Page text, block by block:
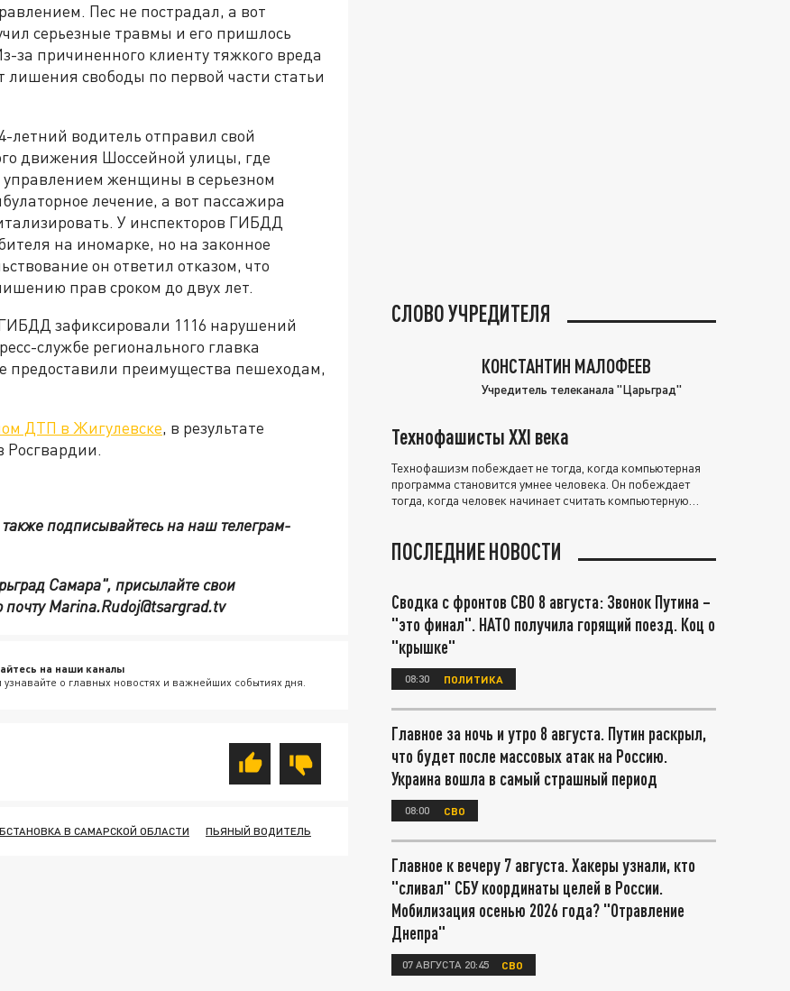
Пес не пострадал, а вот
серьезные травмы и его пришлось
за причиненного клиенту тяжкого вреда
лишения свободы по первой части статьи
летний водитель отправил свой
движения Шоссейной улицы, где
женщины в серьезном
лечение, а вот пассажира
У инспекторов ГИБДД
на иномарке, но на законное
он ответил отказом, что
прав сроком до двух лет.
зафиксировали 1116 нарушений
службе регионального главка
предоставили преимущества пешеходам,
ДТП в Жигулевске, в результате
Росгвардии.
подписывайтесь на наш телеграм-
Самара", присылайте свои
Marina.Rudoj@tsargrad.tv
на наши каналы
о главных новостях и важнейших событиях дня.
В САМАРСКОЙ ОБЛАСТИ ПЬЯНЫЙ ВОДИТЕЛЬ
СЛОВО УЧРЕДИТЕЛЯ
КОНСТАНТИН МАЛОФЕЕВ
Учредитель телеканала "Царьград"
Технофашисты XXI века
Технофашизм побеждает не тогда, когда компьютерная
программа становится умнее человека. Он побеждает
тогда, когда человек начинает считать компьютерную
ПОСЛЕДНИЕ НОВОСТИ
Сводка с фронтов СВО 8 августа: Звонок Путина –
"это финал". НАТО получила горящий поезд. Коц о
"крышке"
08:30 ПОЛИТИКА
Главное за ночь и утро 8 августа. Путин раскрыл,
что будет после массовых атак на Россию.
Украина вошла в самый страшный период
08:00 СВО
Главное к вечеру 7 августа. Хакеры узнали, кто
"сливал" СБУ координаты целей в России.
Мобилизация осенью 2026 года? "Отравление
Днепра"
07 АВГУСТА 20:45 СВО